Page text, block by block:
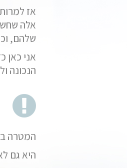
אז
אלה
שלהם,
אני כאן
הנכונה
המטרה
היא גם